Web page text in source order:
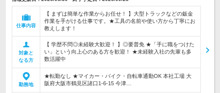
仕事内容
【 まずは簡単な作業からお任せ！ 】大型トラックなどの鈑金
作業を手がける仕事です。★工具の名前や使い方から丁寧にお
教えします！
対象と
なる方
【 学歴不問◎未経験大歓迎！ 】◎要普免 ★「手に職をつけた
い」という向上心のある方を歓迎！ ★未経験入社の先輩も多
数活躍中
勤務地
★転勤なし ★マイカー・バイク・自転車通勤OK 本社工場 大
阪府大阪市鶴見区諸口1-6-15 今津…